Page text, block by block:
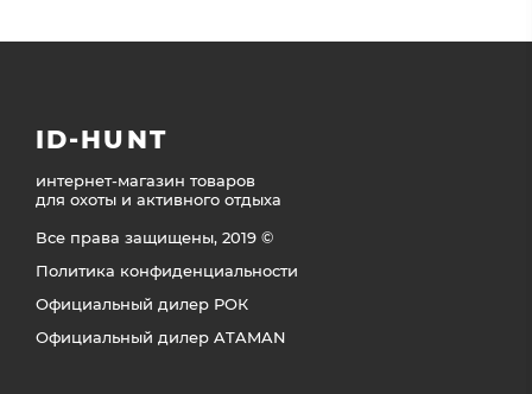
ID-HUNT
интернет-магазин товаров
для охоты и активного отдыха
Все права защищены, 2019 ©
Политика конфиденциальности
Официальный дилер РОК
Официальный дилер ATAMAN